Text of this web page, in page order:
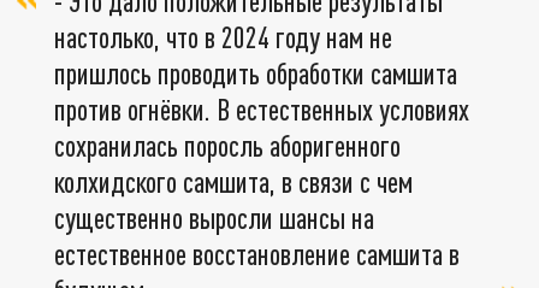
настолько, что в 2024 году нам не
пришлось проводить обработки самшита
против огнёвки. В естественных условиях
сохранилась поросль аборигенного
колхидского самшита, в связи с чем
существенно выросли шансы на
естественное восстановление самшита в